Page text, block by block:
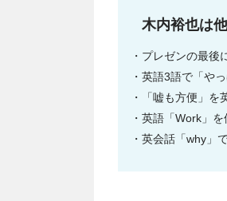
木内裕也は
プレゼンの最後
英語3語で「や
「嘘も方便」
英語「Work」
英会話「why」